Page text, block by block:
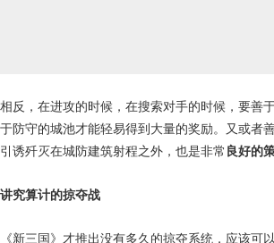
相反，在进攻的时候，在搜索对手的时候，要善
于防守的城池才能轻易得到大量的奖励。又或者
引诱歼灭在城防建筑射程之外，也是非常 良好的
讲究算计的掠夺战
《新三国》才推出没有多久的掠夺系统，应该可